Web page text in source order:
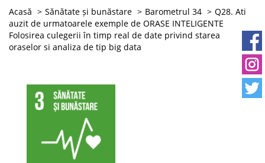
Acasă Sănătate și bunăstare Barometrul 34
Q28. Ati
auzit de urmatoarele exemple de ORASE INTELIGENTE
Folosirea culegerii în timp real de date privind starea
oraselor si analiza de tip big data